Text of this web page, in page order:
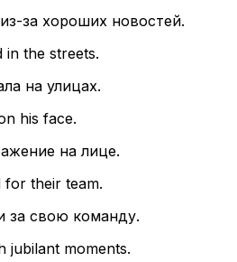
за хороших новостей.
in the streets.
на улицах.
his face.
на лице.
for their team.
за свою команду.
jubilant moments.